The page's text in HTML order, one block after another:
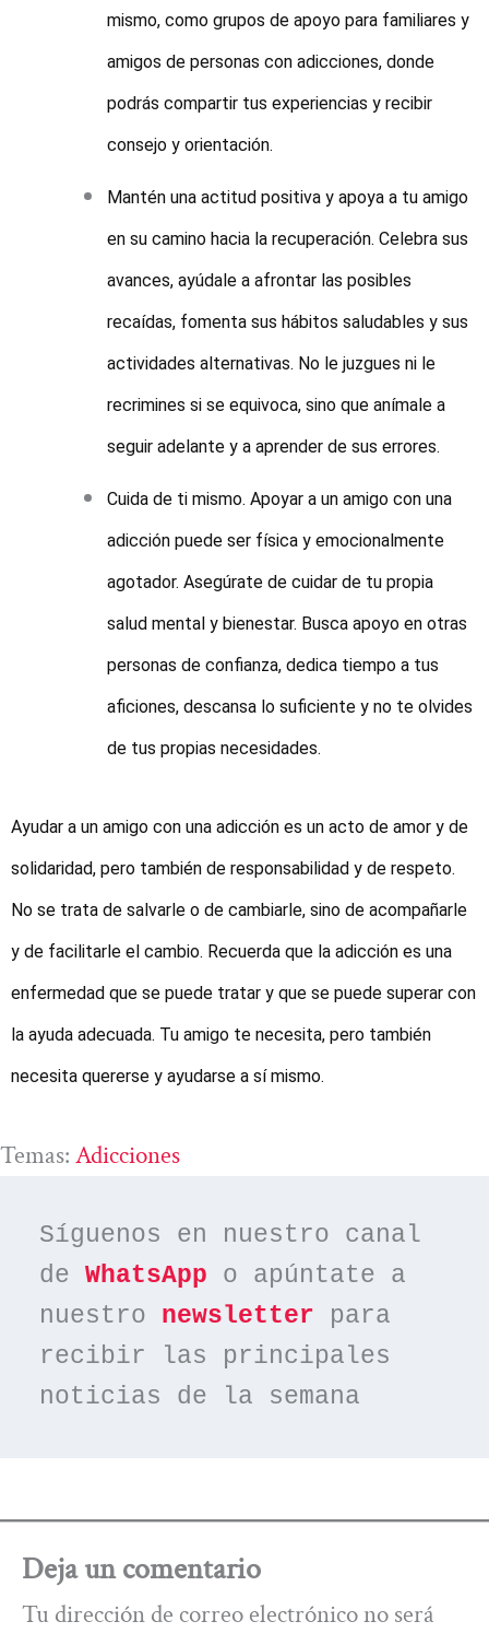
mismo, como grupos de apoyo para familiares y
amigos de personas con adicciones, donde
podrás compartir tus experiencias y recibir
consejo y orientación.
Mantén una actitud positiva y apoya a tu amigo
en su camino hacia la recuperación. Celebra sus
avances, ayúdale a afrontar las posibles
recaídas, fomenta sus hábitos saludables y sus
actividades alternativas. No le juzgues ni le
recrimines si se equivoca, sino que anímale a
seguir adelante y a aprender de sus errores.
Cuida de ti mismo. Apoyar a un amigo con una
adicción puede ser física y emocionalmente
agotador. Asegúrate de cuidar de tu propia
salud mental y bienestar. Busca apoyo en otras
personas de confianza, dedica tiempo a tus
aficiones, descansa lo suficiente y no te olvides
de tus propias necesidades.
Ayudar a un amigo con una adicción es un acto de amor y de
solidaridad, pero también de responsabilidad y de respeto.
No se trata de salvarle o de cambiarle, sino de acompañarle
y de facilitarle el cambio. Recuerda que la adicción es una
enfermedad que se puede tratar y que se puede superar con
la ayuda adecuada. Tu amigo te necesita, pero también
necesita quererse y ayudarse a sí mismo.
Temas: Adicciones
Síguenos en nuestro canal
de WhatsApp o apúntate a
nuestro newsletter para
recibir las principales
noticias de la semana
Deja un comentario
Tu dirección de correo electrónico no será